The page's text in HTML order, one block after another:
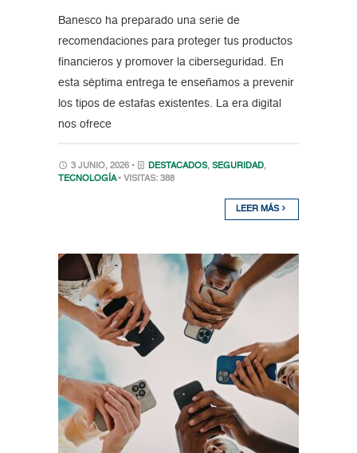
Banesco ha preparado una serie de
recomendaciones para proteger tus productos
financieros y promover la ciberseguridad. En
esta séptima entrega te enseñamos a prevenir
los tipos de estafas existentes. La era digital
nos ofrece
3 JUNIO, 2026 • DESTACADOS, SEGURIDAD,
TECNOLOGÍA • VISITAS: 388
LEER MÁS